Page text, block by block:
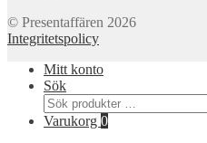
© Presentaffären 2026
Integritetspolicy
Mitt konto
Sök
Sök
efter:
Varukorg 0